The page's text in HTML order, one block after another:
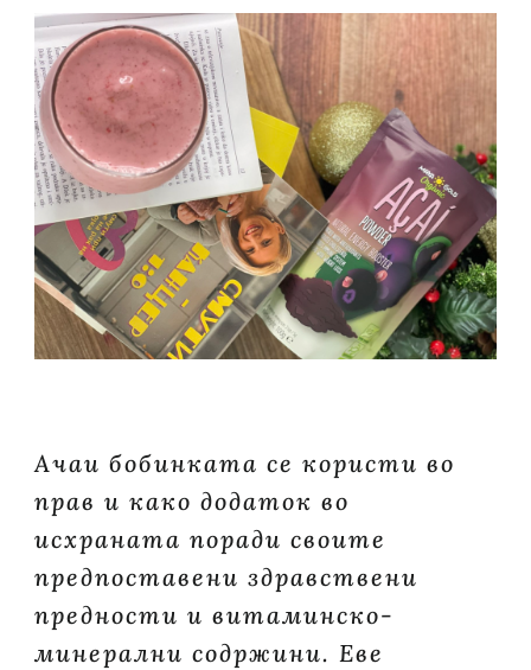
Ачаи бобинката се користи во
прав и како додаток во
исхраната поради своите
предпоставени здравствени
предности и витаминско-
минерални содржини. Еве